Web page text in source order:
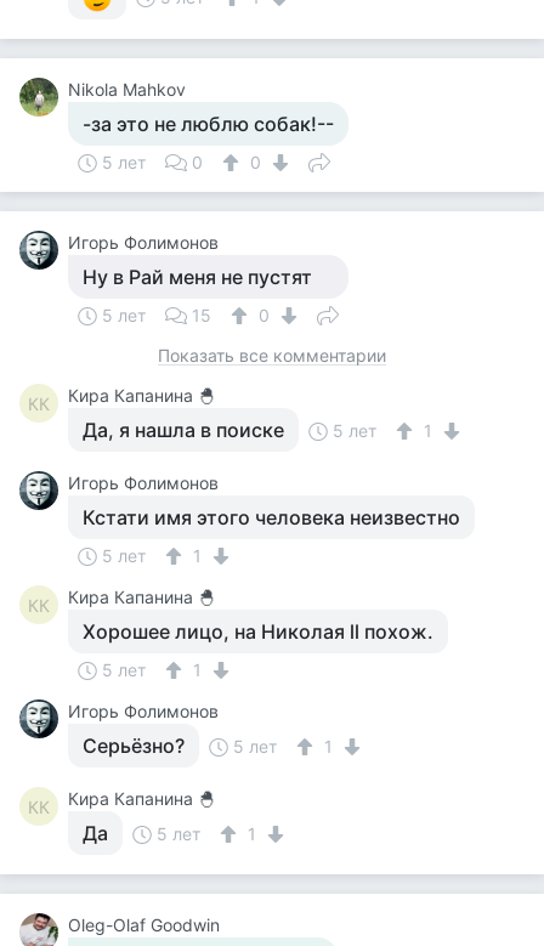
Nikola Mahkov
-за это не люблю собак!--
5 лет 0 0
Игорь Фолимонов
Ну в Рай меня не пустят
5 лет 15
0
Показать все комментарии
КК Кира Капанина 🐣
Да, я нашла в поиске 5 лет 1
Игорь Фолимонов
Кстати имя этого человека неизвестно
5 лет 1
КК Кира Капанина 🐣
Хорошее лицо, на Николая ll похож.
5 лет
1
Игорь Фолимонов
Серьёзно? 5 лет 1
КК Кира Капанина 🐣
Да 5 лет 1
Oleg-Olaf Goodwin